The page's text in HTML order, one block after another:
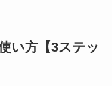
い方【3ステッ